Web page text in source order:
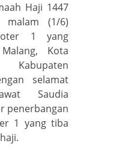
Haji 1447
malam (1/6)
1 yang
Kota
selamat
Saudia
penerbangan
1 yang tiba